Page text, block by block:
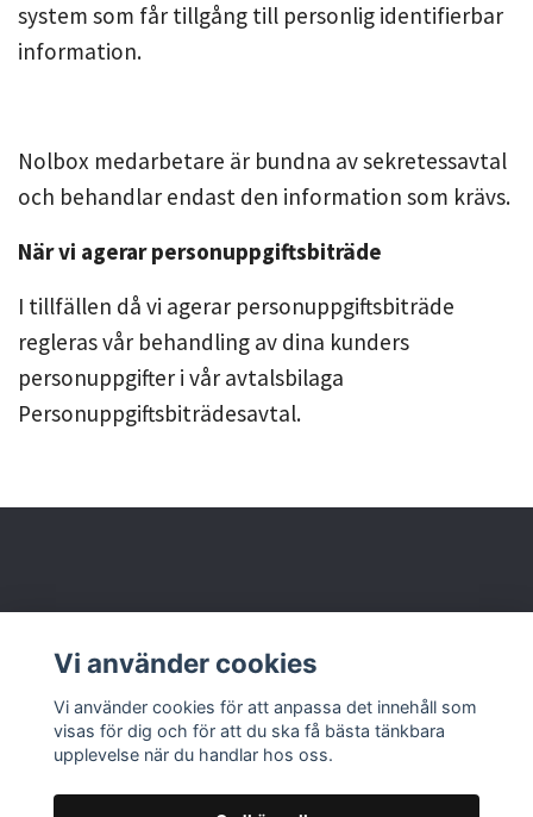
system som får tillgång till personlig identifierbar
information.
Nolbox medarbetare är bundna av sekretessavtal
och behandlar endast den information som krävs.
När vi agerar personuppgiftsbiträde
I tillfällen då vi agerar personuppgiftsbiträde
regleras vår behandling av dina kunders
personuppgifter i vår avtalsbilaga
Personuppgiftsbiträdesavtal.
Läs mer
Vi använder cookies
Vi använder cookies för att anpassa det innehåll som
visas för dig och för att du ska få bästa tänkbara
upplevelse när du handlar hos oss.